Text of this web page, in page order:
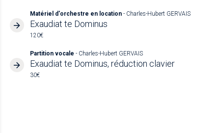
Matériel d'orchestre en location - Charles-Hubert GERVAIS
Exaudiat te Dominus
120€
Partition vocale - Charles-Hubert GERVAIS
Exaudiat te Dominus, réduction clavier
30€